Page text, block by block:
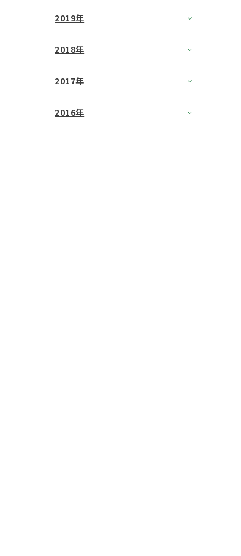
2019年
2018年
2017年
2016年